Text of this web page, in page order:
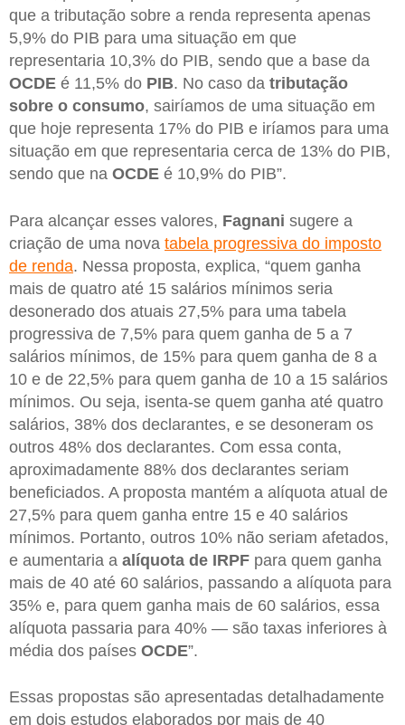
que a tributação sobre a renda representa apenas
5,9% do PIB para uma situação em que
representaria 10,3% do PIB, sendo que a base da
OCDE é 11,5% do PIB. No caso da tributação
sobre o consumo, sairíamos de uma situação em
que hoje representa 17% do PIB e iríamos para uma
situação em que representaria cerca de 13% do PIB,
sendo que na OCDE é 10,9% do PIB”.
Para alcançar esses valores, Fagnani sugere a
criação de uma nova tabela progressiva do imposto
de renda. Nessa proposta, explica, “quem ganha
mais de quatro até 15 salários mínimos seria
desonerado dos atuais 27,5% para uma tabela
progressiva de 7,5% para quem ganha de 5 a 7
salários mínimos, de 15% para quem ganha de 8 a
10 e de 22,5% para quem ganha de 10 a 15 salários
mínimos. Ou seja, isenta-se quem ganha até quatro
salários, 38% dos declarantes, e se desoneram os
outros 48% dos declarantes. Com essa conta,
aproximadamente 88% dos declarantes seriam
beneficiados. A proposta mantém a alíquota atual de
27,5% para quem ganha entre 15 e 40 salários
mínimos. Portanto, outros 10% não seriam afetados,
e aumentaria a alíquota de IRPF para quem ganha
mais de 40 até 60 salários, passando a alíquota para
35% e, para quem ganha mais de 60 salários, essa
alíquota passaria para 40% — são taxas inferiores à
média dos países OCDE”.
Essas propostas são apresentadas detalhadamente
em dois estudos elaborados por mais de 40